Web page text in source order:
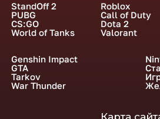
StandOff 2
PUBG
CS:GO
World of Tanks
Roblox
Call of Duty
Dota 2
Valorant
Genshin Impact
GTA
Tarkov
War Thunder